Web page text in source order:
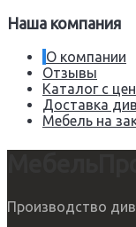
Наша компания
О компании
Отзывы
Каталог с
Доставка
Мебель на
Производство